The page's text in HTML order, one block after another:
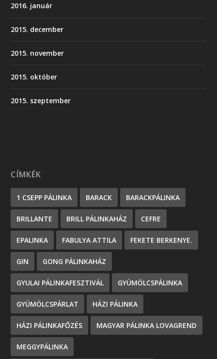
2016. január
2015. december
2015. november
2015. október
2015. szeptember
CÍMKÉK
1 CSEPP PÁLINKA BARACK BARACKPÁLINKA
BRILLANTE BRILL PÁLINKAHÁZ CEFRE
EPALINKA FABULYA ATTILA FEKETE BERKENYE.
GIN GONG PÁLINKAHÁZ
GYULAI PÁLINKAFESZTIVÁL GYÜMÖLCSPÁLINKA
GYÜMÖLCSPÁRLAT HÁZI PÁLINKA
HÁZI PÁLINKAFŐZÉS MAGYAR PÁLINKA LOVAGREND
MEGGYPÁLINKA